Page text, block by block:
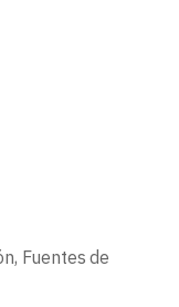
WELL XLG
, Fuentes de